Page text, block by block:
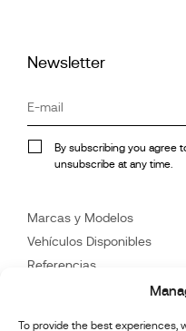
To provide the best experiences,
Newsletter
By subscribing you agree
unsubscribe at any time.
Marcas y Modelos
Vehículos Disponibles
Referencias